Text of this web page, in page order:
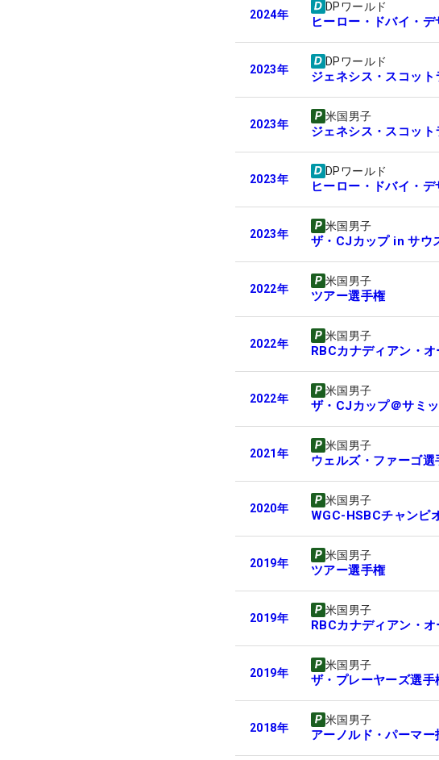
2024年
DPワールド
ヒーロー・ドバイ・
2023年
DPワールド
ジェネシス・スコッ
2023年
米国男子
ジェネシス・スコッ
2023年
DPワールド
ヒーロー・ドバイ・
2023年
米国男子
ザ・CJカップ in サウ
2022年
米国男子
ツアー選手権
2022年
米国男子
RBCカナディアン・オ
2022年
米国男子
ザ・CJカップ＠サミッ
2021年
米国男子
ウェルズ・ファーゴ選
2020年
米国男子
WGC-HSBCチャンピ
2019年
米国男子
ツアー選手権
2019年
米国男子
RBCカナディアン・オ
2019年
米国男子
ザ・プレーヤーズ選手
2018年
米国男子
アーノルド・パーマー